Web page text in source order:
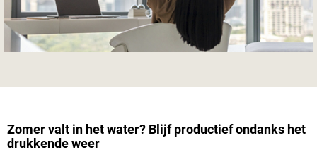
Zomer valt in het water? Blijf productief ondanks het
drukkende weer